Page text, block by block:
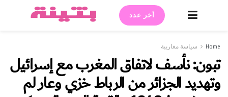
أخر عدد
Home سياسة مغاربية
تبون: نأسف لاتفاق المغرب مع إسرائيل
وتهديد الجزائر من الرباط خزي وعار لم